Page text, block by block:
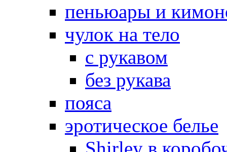
пеньюары и
чулок на тело
с рукавом
без рукава
пояса
эротическое белье